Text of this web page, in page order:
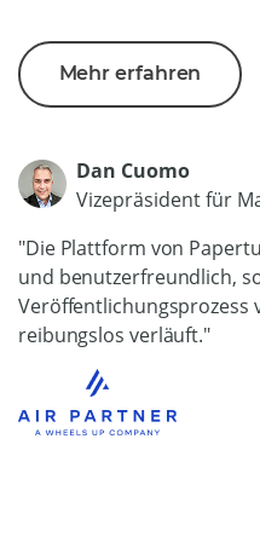
Mehr erfahren
Dan Cuomo
Vizepräsident für
"Die Plattform von
und benutzerfreundlich,
Veröffentlichungsprozess
reibungslos verläuft."